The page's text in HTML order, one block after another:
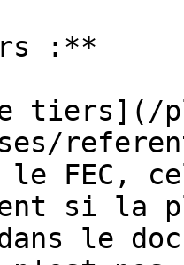
:**
tiers](/
le FEC,
si la
le